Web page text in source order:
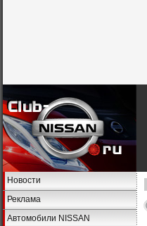
Новости
Реклама
Автомобили NISSAN